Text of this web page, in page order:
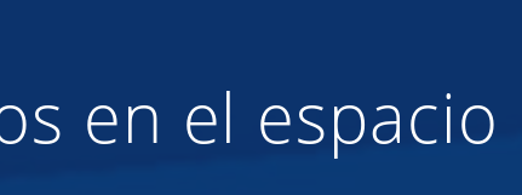
en el espacio